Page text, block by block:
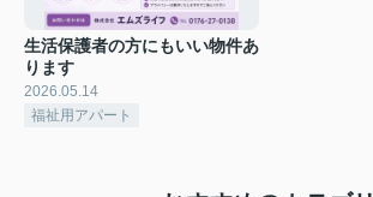
生活保護者の方にもいい物件あ
ります
2026.05.14
福祉用アパート